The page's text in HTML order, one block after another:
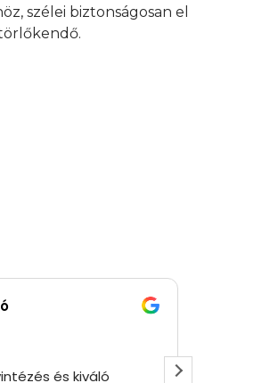
szélei biztonságosan el
és kiváló